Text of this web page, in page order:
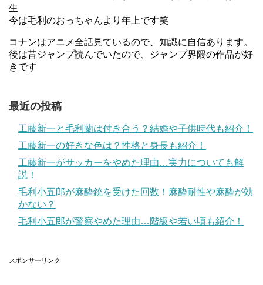
生
今は毛利のおっちゃんより年上です笑
コナンはアニメ全話見ているので、知識に自信あります。
後は昔ジャンプ読んでいたので、ジャンプ界隈の作品が好
きです
最近の投稿
工藤新一と毛利蘭は付き合う？結婚や子供時代も紹介！
工藤新一の好きな色は？性格と身長も紹介！
工藤新一がサッカーをやめた理由…実力についても解
説！
毛利小五郎が麻酔銃を受けた回数！麻酔耐性や麻酔が効
かない？
毛利小五郎が警察やめた理由…階級や若い頃も紹介！
スポンサーリンク